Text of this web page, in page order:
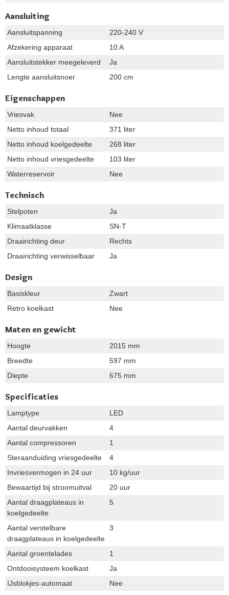
Aansluiting
Aansluitspanning
220-240 V
Afzekering apparaat
10 A
Aansluitstekker meegeleverd
Ja
Lengte aansluitsnoer
200 cm
Eigenschappen
Vriesvak
Nee
Netto inhoud totaal
371 liter
Netto inhoud koelgedeelte
268 liter
Netto inhoud vriesgedeelte
103 liter
Waterreservoir
Nee
Technisch
Stelpoten
Ja
Klimaatklasse
SN-T
Draairichting deur
Rechts
Draairichting verwisselbaar
Ja
Design
Basiskleur
Zwart
Retro koelkast
Nee
Maten en gewicht
Hoogte
2015 mm
Breedte
597 mm
Diepte
675 mm
Specificaties
Lamptype
LED
Aantal deurvakken
4
Aantal compressoren
1
Steraanduiding vriesgedeelte
4
Invriesvermogen in 24 uur
10 kg/uur
Bewaartijd bij stroomuitval
20 uur
Aantal draagplateaus in
koelgedeelte
5
Aantal verstelbare
draagplateaus in koelgedeelte
3
Aantal groentelades
1
Ontdooisysteem koelkast
Ja
IJsblokjes-automaat
Nee